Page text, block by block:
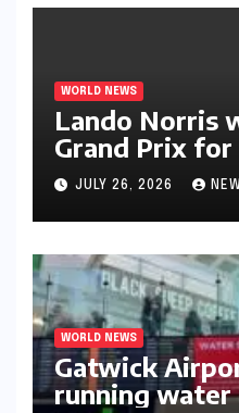
WORLD NEWS
Lando Norris
Grand Prix
triumph in
JULY 26, 2026
WORLD NEWS
Gatwick
running